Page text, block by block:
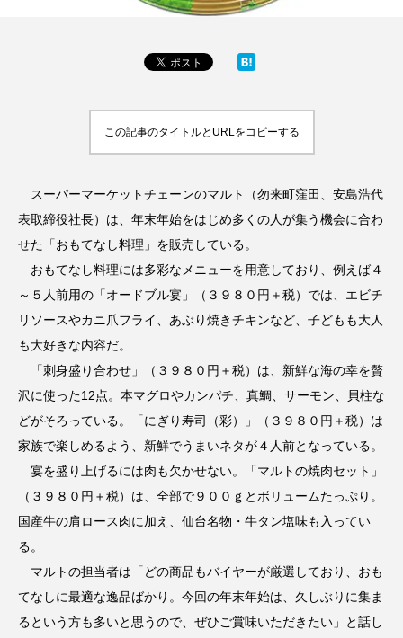
この記事のタイトルとURLをコピーする
スーパーマーケットチェーンのマルト（勿来町窪田、安島浩代
表取締役社長）は、年末年始をはじめ多くの人が集う機会に合わ
せた「おもてなし料理」を販売している。
おもてなし料理には多彩なメニューを用意しており、例えば４
～５人前用の「オードブル宴」（３９８０円＋税）では、エビチ
リソースやカニ爪フライ、あぶり焼きチキンなど、子どもも大人
も大好きな内容だ。
「刺身盛り合わせ」（３９８０円＋税）は、新鮮な海の幸を贅
沢に使った12点。本マグロやカンパチ、真鯛、サーモン、貝柱な
どがそろっている。「にぎり寿司（彩）」（３９８０円＋税）は
家族で楽しめるよう、新鮮でうまいネタが４人前となっている。
宴を盛り上げるには肉も欠かせない。「マルトの焼肉セット」
（３９８０円＋税）は、全部で９００ｇとボリュームたっぷり。
国産牛の肩ロース肉に加え、仙台名物・牛タン塩味も入ってい
る。
マルトの担当者は「どの商品もバイヤーが厳選しており、おも
てなしに最適な逸品ばかり。今回の年末年始は、久しぶりに集ま
るという方も多いと思うので、ぜひご賞味いただきたい」と話し